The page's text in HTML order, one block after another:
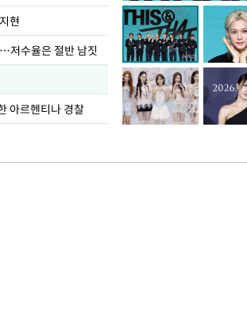
현
저수율은 절반 남짓
아르헨티나 경찰